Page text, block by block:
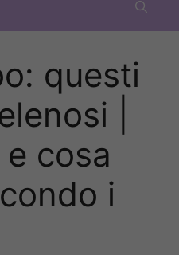
questi
|
cosa
i